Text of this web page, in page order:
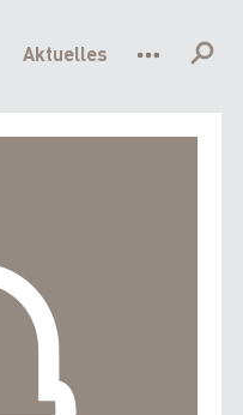
Aktuelles